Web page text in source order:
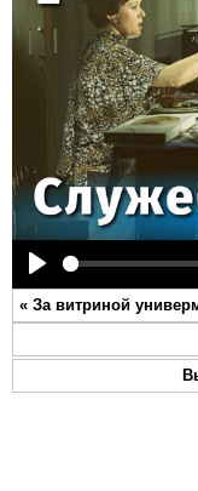
Play
« За витриной